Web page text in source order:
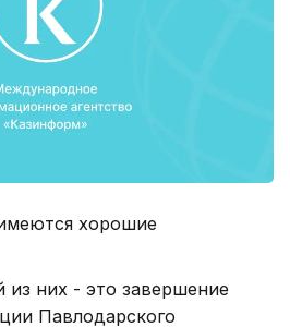
хорошие
из них - это завершение
Павлодарского